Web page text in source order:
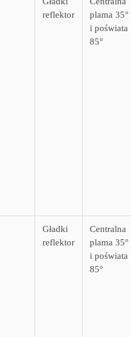
reflektor
plama 35°
i poświata
85°
Gładki
reflektor
Centralna
plama 35°
i poświata
85°